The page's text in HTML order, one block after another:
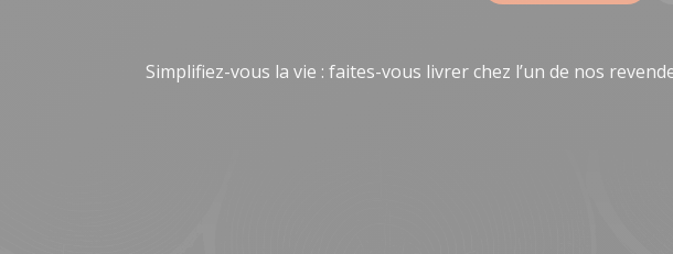
Simplifiez-vous la vie : faites-vous livrer chez l’un de nos